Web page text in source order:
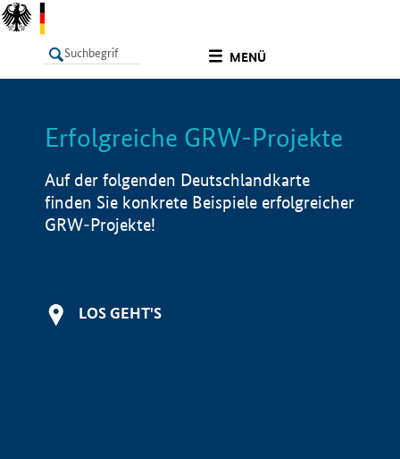
MENÜ
LISTE Info
Erfolgreiche GRW-Projekte
Auf der folgenden Deutschlandkarte
finden Sie konkrete Beispiele erfolgreicher
GRW-Projekte!
LOS GEHT'S